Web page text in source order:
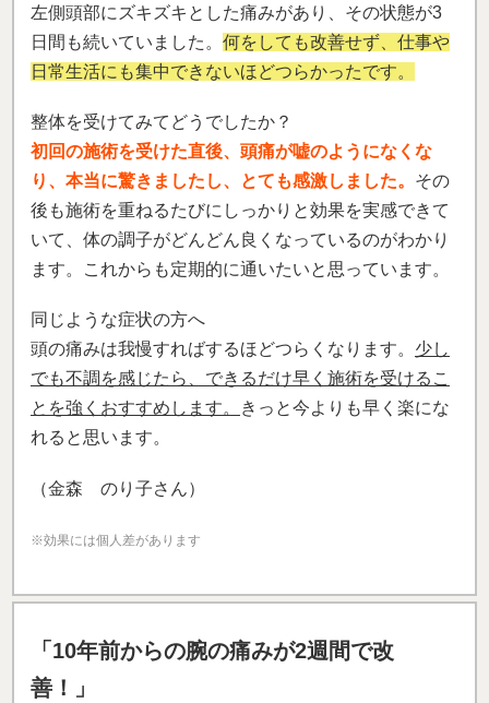
左側頭部にズキズキとした痛みがあり、その状態が3
日間も続いていました。 何をしても改善せず、仕事や
日常生活にも集中できないほどつらかったです。
整体を受けてみてどうでしたか？
初回の施術を受けた直後、頭痛が嘘のようになくな
り、本当に驚きましたし、とても感激しました。 その
後も施術を重ねるたびにしっかりと効果を実感できて
いて、体の調子がどんどん良くなっているのがわかり
ます。これからも定期的に通いたいと思っています。
同じような症状の方へ
頭の痛みは我慢すればするほどつらくなります。 少し
でも不調を感じたら、できるだけ早く施術を受けるこ
とを強くおすすめします。
きっと今よりも早く楽にな
れると思います。
（金森 のり子さん）
※効果には個人差があります
「10年前からの腕の痛みが2週間で改
善！」